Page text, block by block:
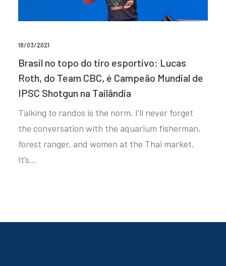
18/03/2021
Brasil no topo do tiro esportivo: Lucas
Roth, do Team CBC, é Campeão Mundial de
IPSC Shotgun na Tailândia
Talking to randos is the norm. I’ll never forget
the conversation with the aquarium fisherman,
forest ranger, and women at the Thai market.
It’s…